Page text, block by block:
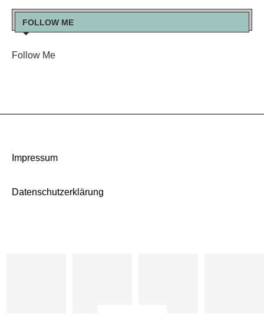
FOLLOW ME
Follow Me
Impressum
Datenschutzerklärung